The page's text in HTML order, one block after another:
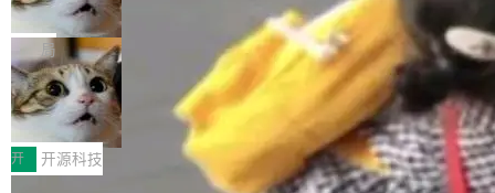
（<a href="https://bugzilla.mozilla.org/show_
bug.cgi?id=204...
orkers 跑了十年 Isolate。用 CEO Matthew Pri
nce 的话说：「我们一生都在用 Isolate 运行代
码，而 AI Agent 不需要容器，它们需要的是 Iso
late。」 容器为什么不合适 容器的问题在于启动
和销毁都太重了。一个 Agent 要执行的任务可能
只需要几毫秒的 CPU 时间，但容器从冷启动到
就绪要花数秒。如果未来有十...
诉讼，称“Apple is getting this wron
g”
上个月，苹果一纸诉状把 OpenAI 告上法庭，指
控其挖角苹果前员工并窃取商业秘密。苹果的诉
状把 OpenAI 描述成一个系统性地从前东家挖
人、套取机密信息的对手。 OpenAI 没发律师
函，也没选择庭外沉默。它在官网贴了一篇博
文，标题只有六个字：Apple is getting this wro
ng。 然后，它把邮件往来和 iMessage 聊天记
局
HUAWEI MatePad Edge上架WorkBu
ddy鸿蒙PC版，说话就能干活的AI办公
搭子
全能AI工作台WorkBuddy鸿蒙PC版上架HUAWE
I MatePad Edge应用市场，直接下载即可使
用，与鸿蒙电脑上的体验一致。值得一提的是，
开 开源科技